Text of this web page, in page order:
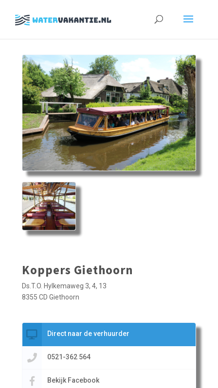
Zoeken
Koppers Giethoorn
Ds.T.O. Hylkemaweg 3, 4, 13
8355 CD Giethoorn
Direct naar de verhuurder
0521-362 564
Bekijk Facebook